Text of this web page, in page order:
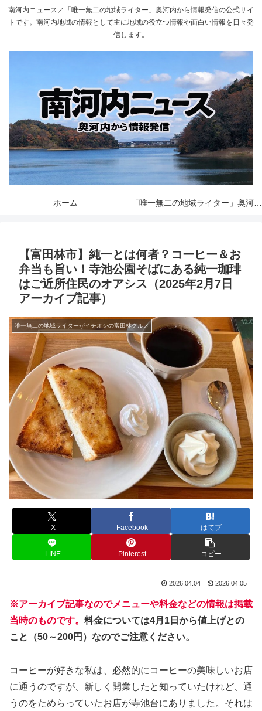
南河内ニュース／「唯一無二の地域ライター」奥河内から情報発信の公式サイ
トです。南河内地域の情報として主に地域の役立つ情報や面白い情報を日々発
信します。
ホーム
【富田林市】純一とは何者？コーヒー＆お
弁当も旨い！寺池公園そばにある純一珈琲
はご近所住民のオアシス（2025年2月7日
アーカイブ記事）
唯一無二の地域ライターがイチオシの富田林グルメ
X Facebook はてブ
LINE Pinterest コピー
2026.04.04 2026.04.05
※アーカイブ記事なのでメニューや料金などの情報は掲載
当時のものです。 料金については4月1日から値上げとの
こと（50～200円）なのでご注意ください。
コーヒーが好きな私は、必然的にコーヒーの美味しいお店
に通うのですが、新しく開業したと知っていたけれど、通
うのをためらっていたお店が寺池台にありました。それは